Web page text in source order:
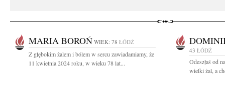
MARIA BOROŃ WIEK: 78 ŁÓDŹ
Z głębokim żalem i bólem w sercu zawiadamiamy, że
11 kwietnia 2024 roku, w wieku 78 lat...
43 ŁÓDŹ
Odeszłaś od
wielki żal, a